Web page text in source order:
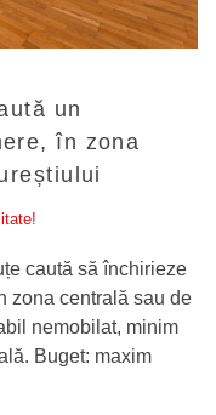
un
în zona
caută să închirieze
zona centrală sau de
nemobilat, minim
Buget: maxim